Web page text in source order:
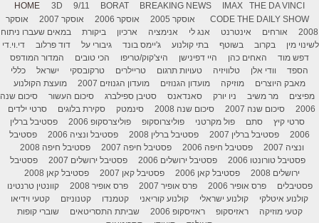
HOME 3D 9/11 BORAT BREAKING NEWS IMAX
THE DA VINCI
CODE THE DAILY SHOW אוסקר 2005 אוסקר 2006 אוסקר 2007
אוסקר
2008
אורחים אינטרנט אנג לי אנימציה ארכיון ביקורת
במאים שעברו ניתוח
לשינוי מין
בקרוב בשוטף בתי קולנוע ג'יימס בונד גיבורי על דוד פרלוב
די.וי.די
דפש מוד
האחים כהן היי דפינישן היצ'קוק/טריפו הכי טובים
המדור המודפס
הספד
וודי אלן טלוויזיה טעויות תרגום טריילרים טרקובסקי ישראל
כללי
מאבק היוצרים
מוזיקה מועדון הגנוזים מועדון הגנוזים 2007
מועצת הקולנוע
מפיצים
מר משיב ניו יורק סאנדאנס סטיבן ספילברג סיכום העשור
סיכום שנה
2006
סיכום שנה 2007 סיכום שנה 2008 סינמטק סקירת בלוגים
סרטי ילדים
סרטי קיץ
סתם פול מקרטני פוליצרוסקופ פוליצרסקופ 2006
פסטיבל ברלין
2006
פסטיבל ברלין 2007 פסטיבל ברלין 2008 פסטיבל ונציה 2006
פסטיבל
ונציה 2007
פסטיבל חיפה 2006 פסטיבל חיפה 2007
פסטיבל חיפה 2008
פסטיבל טורונטו 2006
פסטיבל ירושלים 2006 פסטיבל ירושלים 2007
פסטיבל
ירושלים 2008
פסטיבל קאן 2006 פסטיבל קאן 2007
פסטיבל קאן 2008
פסטיבלים
פרס אופיר 2006 פרס אופיר 2007 פרס אופיר 2008
קוונטין טרנטינו
קולנוע איטלקי
קולנוע ישראלי קולנוע קוריאני קטמנדו קטנוניזם
קטעי וידיאו
קטעי מוזיקה
ראזיסקופ ראזיסקופ 2006 שביתת התסריטאים
שוברי קופות